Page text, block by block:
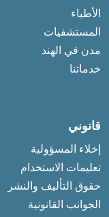
الأطباء
المستشفيات
مدن في الهند
خدماتنا
قانوني
إخلاء المسؤولية
تعليمات الاستخدام
حقوق التأليف والنشر
الجوانب القانونية